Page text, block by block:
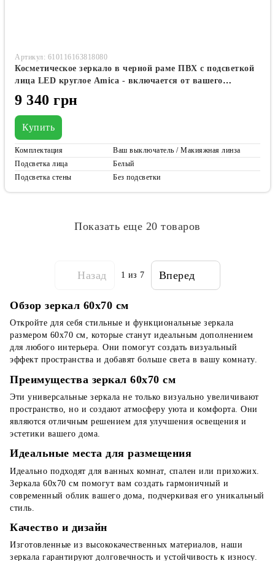
Артикул: 610116163818080
Косметическое зеркало в черной раме ПВХ с подсветкой
лица LED круглое Amica - включается от вашего
выключателя имеет линзу с подсветкой #alf
9 340 грн
Купить
Комплектация
Ваш выключатель / Макияжная линза
Подсветка лица
Белый
Подсветка стены
Без подсветки
Показать еще 20 товаров
Назад 1 из 7 Вперед
Обзор зеркал 60x70 см
Откройте для себя стильные и функциональные зеркала
размером 60x70 см, которые станут идеальным дополнением
для любого интерьера. Они помогут создать визуальный
эффект пространства и добавят больше света в вашу комнату.
Преимущества зеркал 60x70 см
Эти универсальные зеркала не только визуально увеличивают
пространство, но и создают атмосферу уюта и комфорта. Они
являются отличным решением для улучшения освещения и
эстетики вашего дома.
Идеальные места для размещения
Идеально подходят для ванных комнат, спален или прихожих.
Зеркала 60x70 см помогут вам создать гармоничный и
современный облик вашего дома, подчеркивая его уникальный
стиль.
Качество и дизайн
Изготовленные из высококачественных материалов, наши
зеркала гарантируют долговечность и устойчивость к износу.